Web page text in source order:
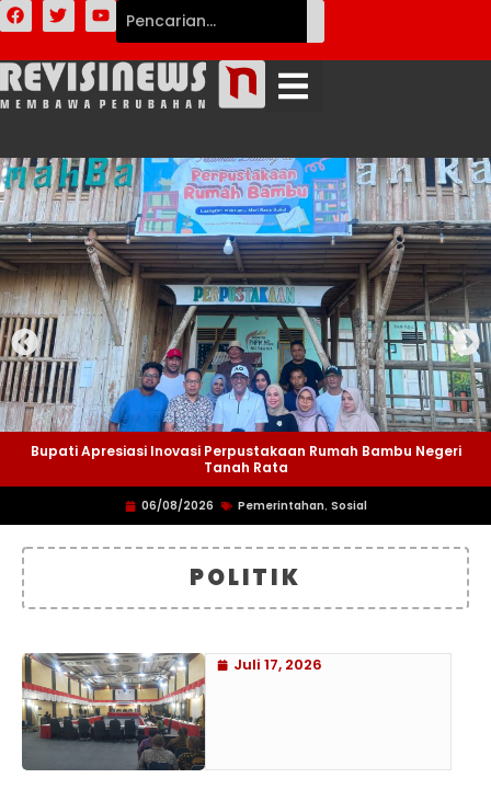
Bupati Apresiasi Inovasi Perpustakaan Rumah Bambu Negeri
Tanah Rata
06/08/2026 Pemerintahan, Sosial
POLITIK
Juli 17, 2026